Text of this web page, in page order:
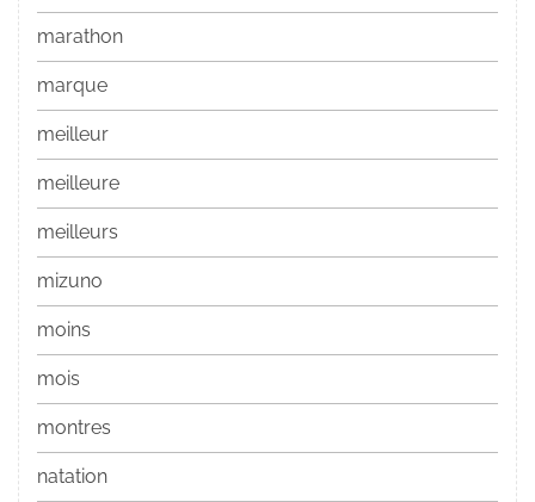
marathon
marque
meilleur
meilleure
meilleurs
mizuno
moins
mois
montres
natation